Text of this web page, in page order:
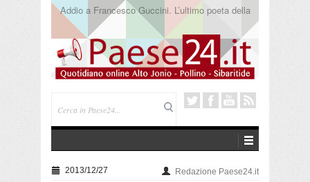
Saracena. Presentato “America”, il romanzo di Luigi
Pandolfi che racconta l’emigrazione
2013/12/27 Redazione Paese24.it